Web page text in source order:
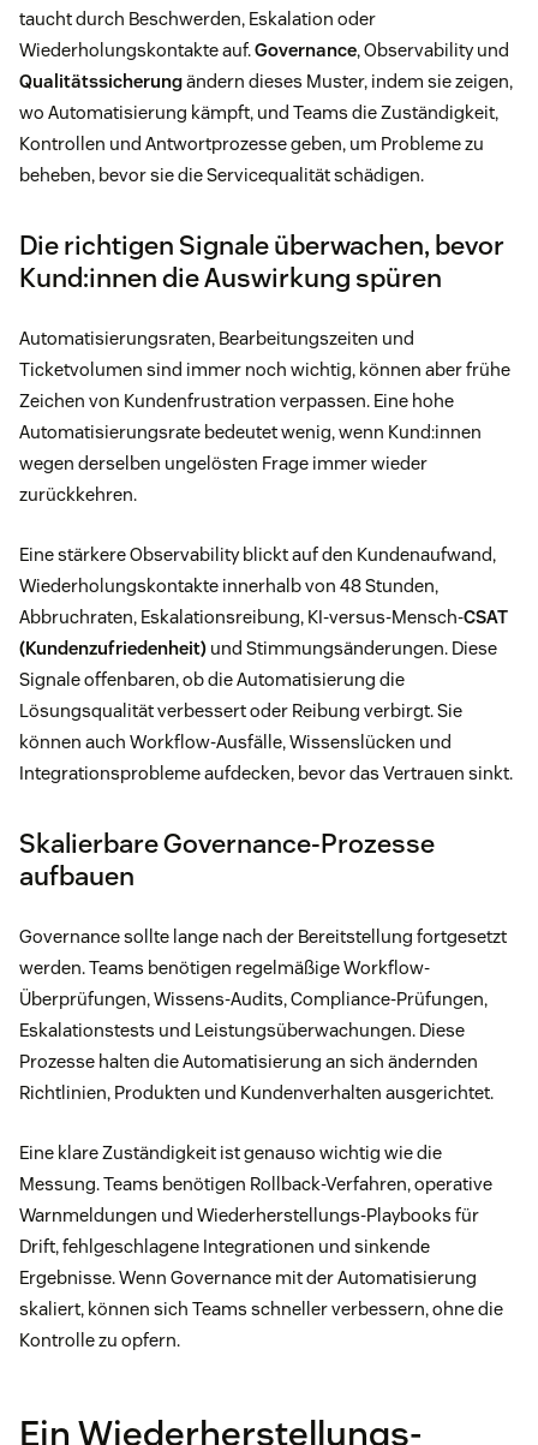
taucht durch Beschwerden, Eskalation oder
Wiederholungskontakte auf.Governance, Observability und
Qualitätssicherungändern dieses Muster, indem sie zeigen,
wo Automatisierung kämpft, und Teams die Zuständigkeit,
Kontrollen und Antwortprozesse geben, um Probleme zu
beheben, bevor sie die Servicequalität schädigen.
Die richtigen Signale überwachen, bevor
Kund:innen die Auswirkung spüren
Automatisierungsraten, Bearbeitungszeiten und
Ticketvolumen sind immer noch wichtig, können aber frühe
Zeichen von Kundenfrustration verpassen. Eine hohe
Automatisierungsrate bedeutet wenig, wenn Kund:innen
wegen derselben ungelösten Frage immer wieder
zurückkehren.
Eine stärkere Observability blickt auf den Kundenaufwand,
Wiederholungskontakte innerhalb von 48 Stunden,
Abbruchraten, Eskalationsreibung, KI-versus-Mensch-CSAT
(Kundenzufriedenheit) und Stimmungsänderungen. Diese
Signale offenbaren, ob die Automatisierung die
Lösungsqualität verbessert oder Reibung verbirgt. Sie
können auch Workflow-Ausfälle, Wissenslücken und
Integrationsprobleme aufdecken, bevor das Vertrauen sinkt.
Skalierbare Governance-Prozesse
aufbauen
Governance sollte lange nach der Bereitstellung fortgesetzt
werden. Teams benötigen regelmäßige Workflow-
Überprüfungen, Wissens-Audits, Compliance-Prüfungen,
Eskalationstests und Leistungsüberwachungen. Diese
Prozesse halten die Automatisierung an sich ändernden
Richtlinien, Produkten und Kundenverhalten ausgerichtet.
Eine klare Zuständigkeit ist genauso wichtig wie die
Messung. Teams benötigen Rollback-Verfahren, operative
Warnmeldungen und Wiederherstellungs-Playbooks für
Drift, fehlgeschlagene Integrationen und sinkende
Ergebnisse. Wenn Governance mit der Automatisierung
skaliert, können sich Teams schneller verbessern, ohne die
Kontrolle zu opfern.
Ein Wiederherstellungs-